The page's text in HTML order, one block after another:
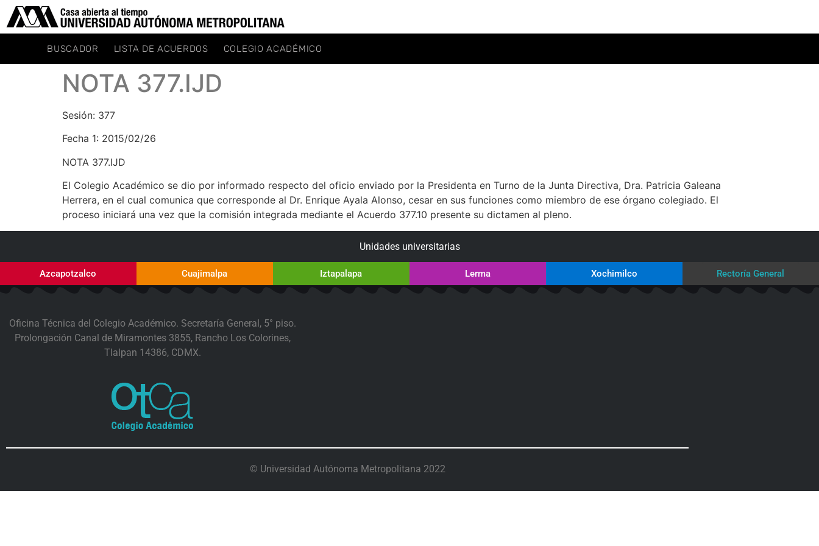
BUSCADOR LISTA DE ACUERDOS COLEGIO ACADÉMICO
NOTA 377.IJD
Sesión: 377
Fecha 1: 2015/02/26
NOTA 377.IJD
El Colegio Académico se dio por informado respecto del oficio enviado por la Presidenta en Turno de la Junta Directiva, Dra. Patricia Galeana
Herrera, en el cual comunica que corresponde al Dr. Enrique Ayala Alonso, cesar en sus funciones como miembro de ese órgano colegiado. El
proceso iniciará una vez que la comisión integrada mediante el Acuerdo 377.10 presente su dictamen al pleno.
Unidades universitarias
Azcapotzalco Cuajimalpa Iztapalapa Lerma Xochimilco Rectoría General
Oficina Técnica del Colegio Académico. Secretaría General, 5° piso.
Prolongación Canal de Miramontes 3855, Rancho Los Colorines,
Tlalpan 14386, CDMX.
© Universidad Autónoma Metropolitana 2022